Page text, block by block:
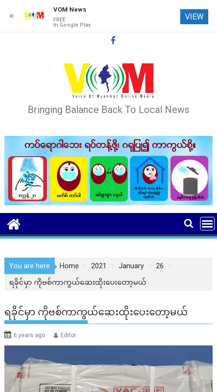
Bringing Balance Back To Local News
You are here Home 2021 January
26
ရခိုင်မှာ ကိုဗစ်ကာကွယ်ဆေးထိုးပေးတော့မယ်
ရခိုင်မှာ ကိုဗစ်ကာကွယ်ဆေးထိုးပေးတော့မယ်
6 years ago Editor
✕
VOM News
FREE
In Google Play
VIEW